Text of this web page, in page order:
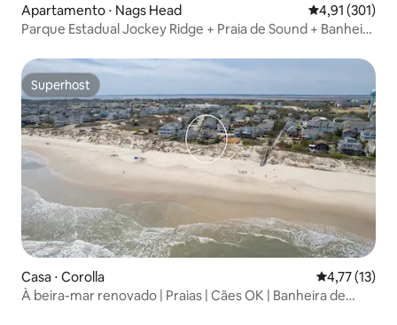
Apartamento ⋅ Nags Head 4,91 de uma
4,91 (301)
Parque Estadual Jockey Ridge + Praia de Sound + Banheira
Superhost
Superhost
Casa ⋅ Corolla 4,77 de uma
4,77 (13)
À beira-mar renovado | Praias | Cães OK | Banheira de